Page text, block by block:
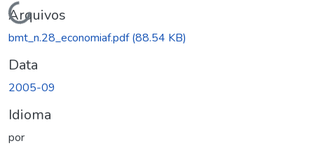
Carregando...
Arquivos
bmt_n.28_economiaf.pdf(88.54 KB)
Data
2005-09
Idioma
por